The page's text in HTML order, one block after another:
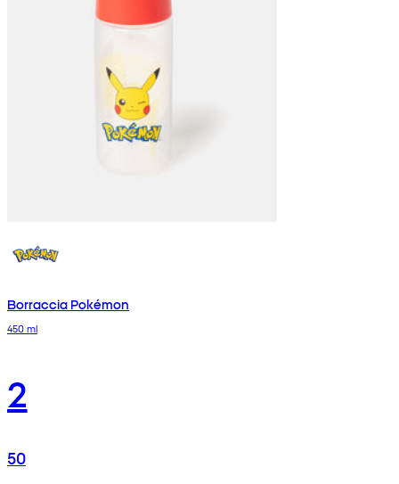
Borraccia Pokémon
450 ml
2
50